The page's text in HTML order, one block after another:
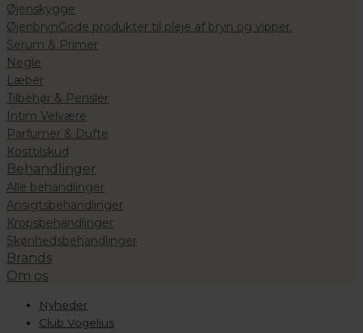
Øjenskygge
ØjenbrynGode produkter til pleje af bryn og vipper.
Serum & Primer
Negle
Læber
Tilbehør & Pensler
Intim Velvære
Parfumer & Dufte
Kosttilskud
Behandlinger
Alle behandlinger
Ansigtsbehandlinger
Kropsbehandlinger
Skønhedsbehandlinger
Brands
Om os
Nyheder
Club Vogelius